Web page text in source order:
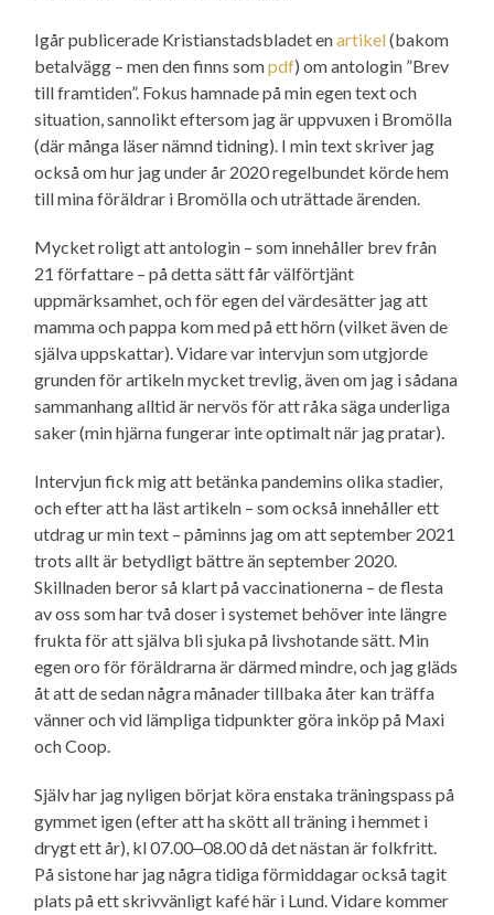
Igår publicerade Kristianstadsbladet enartikel(bakom
betalvägg – men den finns sompdf) om antologin ”Brev
till framtiden”. Fokus hamnade på min egen text och
situation, sannolikt eftersom jag är uppvuxen i Bromölla
(där många läser nämnd tidning). I min text skriver jag
också om hur jag under år 2020 regelbundet körde hem
till mina föräldrar i Bromölla och uträttade ärenden.
Mycket roligt att antologin – som innehåller brev från
21 författare – på detta sätt får välförtjänt
uppmärksamhet, och för egen del värdesätter jag att
mamma och pappa kom med på ett hörn (vilket även de
själva uppskattar). Vidare var intervjun som utgjorde
grunden för artikeln mycket trevlig, även om jag i sådana
sammanhang alltid är nervös för att råka säga underliga
saker (min hjärna fungerar inte optimalt när jag pratar).
Intervjun fick mig att betänka pandemins olika stadier,
och efter att ha läst artikeln – som också innehåller ett
utdrag ur min text – påminns jag om att september 2021
trots allt är betydligt bättre än september 2020.
Skillnaden beror så klart på vaccinationerna – de flesta
av oss som har två doser i systemet behöver inte längre
frukta för att själva bli sjuka på livshotande sätt. Min
egen oro för föräldrarna är därmed mindre, och jag gläds
åt att de sedan några månader tillbaka åter kan träffa
vänner och vid lämpliga tidpunkter göra inköp på Maxi
och Coop.
Själv har jag nyligen börjat köra enstaka träningspass på
gymmet igen (efter att ha skött all träning i hemmet i
drygt ett år), kl 07.00‒08.00 då det nästan är folkfritt.
På sistone har jag några tidiga förmiddagar också tagit
plats på ett skrivvänligt kafé här i Lund. Vidare kommer